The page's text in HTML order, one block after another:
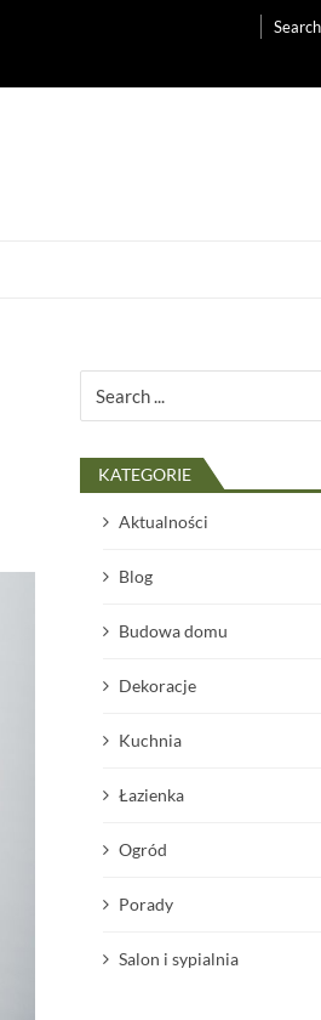
for:
for:
KATEGORIE
Aktualności
Blog
Budowa domu
Dekoracje
Kuchnia
Łazienka
Ogród
Porady
Salon i sypialnia